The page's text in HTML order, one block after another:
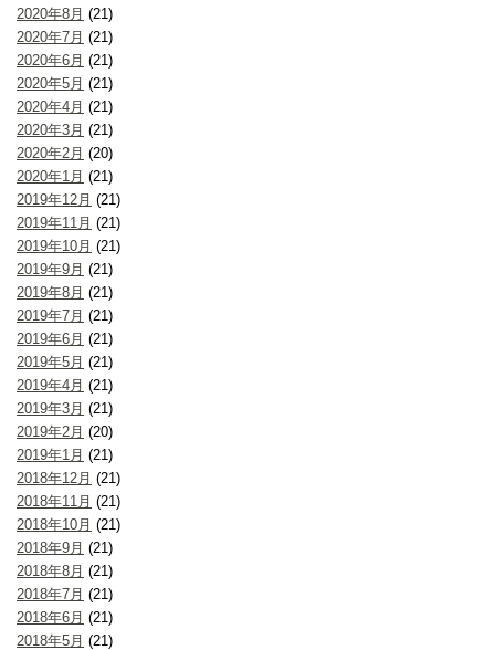
2020年8月 (21)
2020年7月 (21)
2020年6月 (21)
2020年5月 (21)
2020年4月 (21)
2020年3月 (21)
2020年2月 (20)
2020年1月 (21)
2019年12月 (21)
2019年11月 (21)
2019年10月 (21)
2019年9月 (21)
2019年8月 (21)
2019年7月 (21)
2019年6月 (21)
2019年5月 (21)
2019年4月 (21)
2019年3月 (21)
2019年2月 (20)
2019年1月 (21)
2018年12月 (21)
2018年11月 (21)
2018年10月 (21)
2018年9月 (21)
2018年8月 (21)
2018年7月 (21)
2018年6月 (21)
2018年5月 (21)